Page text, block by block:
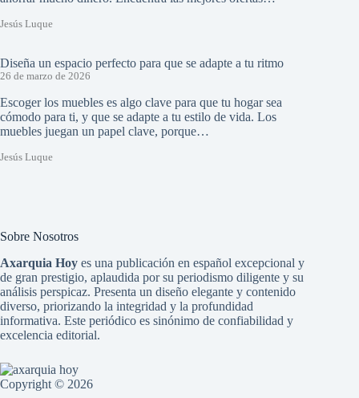
Jesús Luque
Diseña un espacio perfecto para que se adapte a tu ritmo
26 de marzo de 2026
Escoger los muebles es algo clave para que tu hogar sea
cómodo para ti, y que se adapte a tu estilo de vida. Los
muebles juegan un papel clave, porque…
Jesús Luque
Sobre Nosotros
Axarquia Hoy es una publicación en español excepcional y
de gran prestigio, aplaudida por su periodismo diligente y su
análisis perspicaz. Presenta un diseño elegante y contenido
diverso, priorizando la integridad y la profundidad
informativa. Este periódico es sinónimo de confiabilidad y
excelencia editorial.
Copyright © 2026